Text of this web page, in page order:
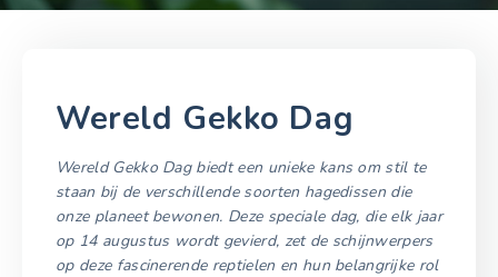
Wereld Gekko Dag
Wereld Gekko Dag biedt een unieke kans om stil te
staan bij de verschillende soorten hagedissen die
onze planeet bewonen. Deze speciale dag, die elk jaar
op 14 augustus wordt gevierd, zet de schijnwerpers
op deze fascinerende reptielen en hun belangrijke rol